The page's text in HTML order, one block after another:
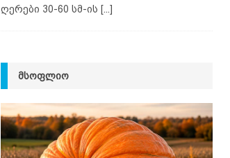
ღერები 30-60 სმ-ის [...]
ᲛᲡᲝᲤᲚᲘᲝ